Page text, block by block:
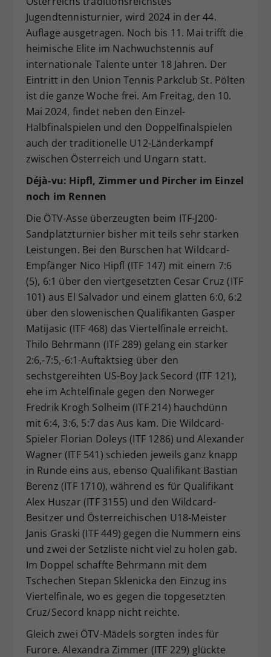
Jugendtennisturnier, wird 2024 in der 44.
Auflage ausgetragen. Noch bis 11. Mai trifft die
heimische Elite im Nachwuchstennis auf
internationale Talente unter 18 Jahren. Der
Eintritt in den Union Tennis Parkclub St. Pölten
ist die ganze Woche frei. Am Freitag, den 10.
Mai 2024, findet neben den Einzel-
Halbfinalspielen und den Doppelfinalspielen
auch der traditionelle U12-Länderkampf
zwischen Österreich und Ungarn statt.
Déjà-vu: Hipfl, Zimmer und Pircher im Einzel
noch im Rennen
Die ÖTV-Asse überzeugten beim ITF-J200-
Sandplatzturnier bisher mit teils sehr starken
Leistungen. Bei den Burschen hat Wildcard-
Empfänger Nico Hipfl (ITF 147) mit einem 7:6
(5), 6:1 über den viertgesetzten Cesar Cruz (ITF
101) aus El Salvador und einem glatten 6:0, 6:2
über den slowenischen Qualifikanten Gasper
Matijasic (ITF 468) das Viertelfinale erreicht.
Thilo Behrmann (ITF 289) gelang ein starker
2:6,-7:5,-6:1-Auftaktsieg über den
sechstgereihten US-Boy Jack Secord (ITF 121),
ehe im Achtelfinale gegen den Norweger
Fredrik Krogh Solheim (ITF 214) hauchdünn
mit 6:4, 3:6, 5:7 das Aus kam. Die Wildcard-
Spieler Florian Doleys (ITF 1286) und Alexander
Wagner (ITF 541) schieden jeweils ganz knapp
in Runde eins aus, ebenso Qualifikant Bastian
Berenz (ITF 1710), während es für Qualifikant
Alex Huszar (ITF 3155) und den Wildcard-
Besitzer und Österreichischen U18-Meister
Janis Graski (ITF 449) gegen die Nummern eins
und zwei der Setzliste nicht viel zu holen gab.
Im Doppel schaffte Behrmann mit dem
Tschechen Stepan Sklenicka den Einzug ins
Viertelfinale, wo es gegen die topgesetzten
Cruz/Secord knapp nicht reichte.
Gleich zwei ÖTV-Mädels sorgten indes für
Furore. Alexandra Zimmer (ITF 229) glückte
Zweck
Dieser Wert speichert Ihre Consent-
Einstellungen. Unter anderem eine
zufällig generierte ID, für die
historische Speicherung Ihrer
vorgenommen Einstellungen, falls der
Webseiten-Betreiber dies eingestellt
hat.